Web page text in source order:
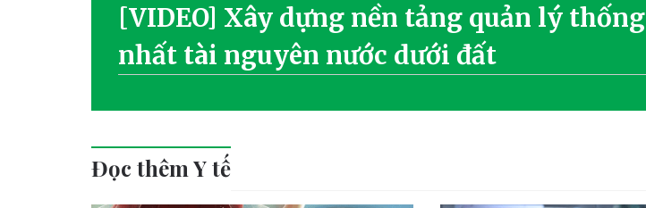
[VIDEO] Xây dựng nền tảng quản lý thống
nhất tài nguyên nước dưới đất
Đọc thêm Y tế